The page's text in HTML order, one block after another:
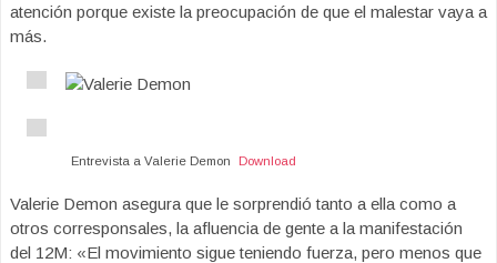
atención porque existe la preocupación de que el malestar vaya a
más.
Entrevista a Valerie Demon Download
Valerie Demon asegura que le sorprendió tanto a ella como a
otros corresponsales, la afluencia de gente a la manifestación
del 12M: «El movimiento sigue teniendo fuerza, pero menos que